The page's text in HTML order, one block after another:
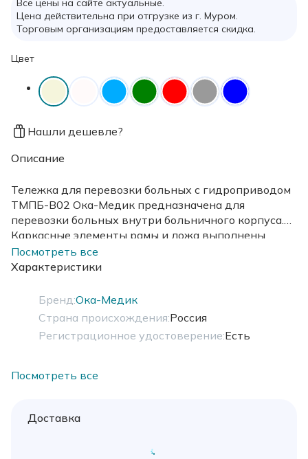
Все цены на сайте актуальные.
Цена действительна при отгрузке из г. Муром.
Торговым организациям предоставляется скидка.
Цвет
Нашли дешевле?
Описание
Тележка для перевозки больных с гидроприводом
ТМПБ-В02 Ока-Медик предназначена для
перевозки больных внутри больничного корпуса.
Каркасные элементы рамы и ложа выполнены
сварными способом, устойчивым к санитарно-
дезинфекционной обработке.
Посмотреть все
Характеристики
Бренд:Ока-Медик
Страна происхождения:Россия
Регистрационное удостоверение:Есть
Посмотреть все
Доставка